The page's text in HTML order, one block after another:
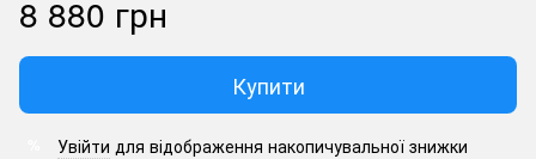
8 880 грн
Купити
Увійти для відображення накопичувальної знижки